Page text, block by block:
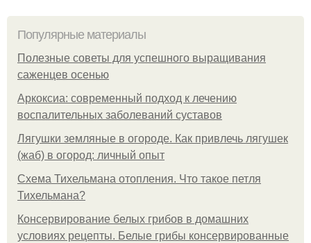
Популярные материалы
Полезные советы для успешного выращивания
саженцев осенью
Аркоксиа: современный подход к лечению
воспалительных заболеваний суставов
Лягушки земляные в огороде. Как привлечь лягушек
(жаб) в огород: личный опыт
Схема Тихельмана отопления. Что такое петля
Тихельмана?
Консервирование белых грибов в домашних
условиях рецепты. Белые грибы консервированные